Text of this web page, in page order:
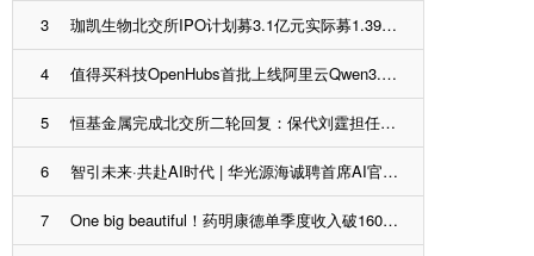
3 珈凯生物北交所IPO计划募3.1亿元实际募1.39亿元：保荐承销费1375万元，保代尤剑、张天或可拿奖金
4 值得买科技OpenHubs首批上线阿里云Qwen3.8-Max，持续完善企业多模型服务
5 恒基金属完成北交所二轮回复：保代刘霆担任保代保荐2家IPO企业、1家上市第三年亏损，1家终止排队
6 智引未来·共赴AI时代 | 华光源海诚聘首席AI官（CAIO），共创智慧物流新未来！
7 One big beautiful！药明康德单季度收入破160亿，利润率首超40%